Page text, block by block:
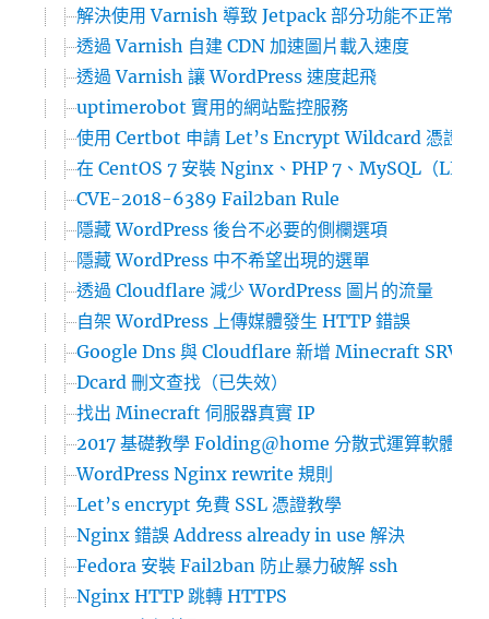
解決使用 Varnish 導致 Jetpack 部分功能不正常運作
透過 Varnish 自建 CDN 加速圖片載入速度
透過 Varnish 讓 WordPress 速度起飛
uptimerobot 實用的網站監控服務
使用 Certbot 申請 Let’s Encrypt Wildcard 憑證
在 CentOS 7 安裝 Nginx、PHP 7、MySQL（
CVE-2018-6389 Fail2ban Rule
隱藏 WordPress 後台不必要的側欄選項
隱藏 WordPress 中不希望出現的選單
透過 Cloudflare 減少 WordPress 圖片的流量
自架 WordPress 上傳媒體發生 HTTP 錯誤
Google Dns 與 Cloudflare 新增 Minecraft SRV 紀
Dcard 刪文查找（已失效）
找出 Minecraft 伺服器真實 IP
2017 基礎教學 Folding@home 分散式運算軟體
WordPress Nginx rewrite 規則
Let’s encrypt 免費 SSL 憑證教學
Nginx 錯誤 Address already in use 解決
Fedora 安裝 Fail2ban 防止暴力破解 ssh
Nginx HTTP 跳轉 HTTPS